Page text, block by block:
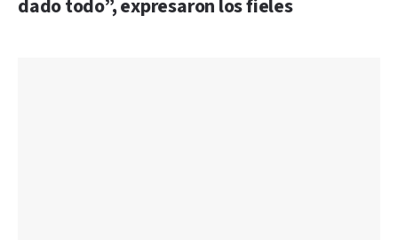
dado todo”, expresaron los fieles